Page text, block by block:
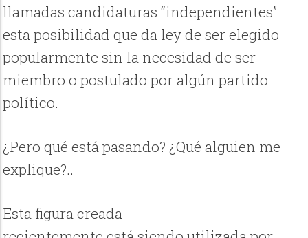
llamadas candidaturas “independientes”
esta posibilidad que da ley de ser elegido
popularmente sin la necesidad de ser
miembro o postulado por algún partido
político.
¿Pero qué está pasando? ¿Qué alguien me
explique?..
Esta figura creada